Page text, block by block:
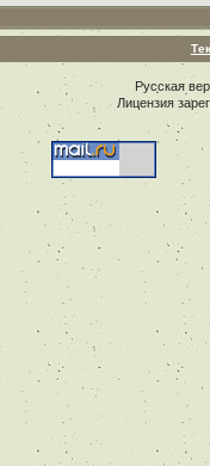
Русская
Лицензия